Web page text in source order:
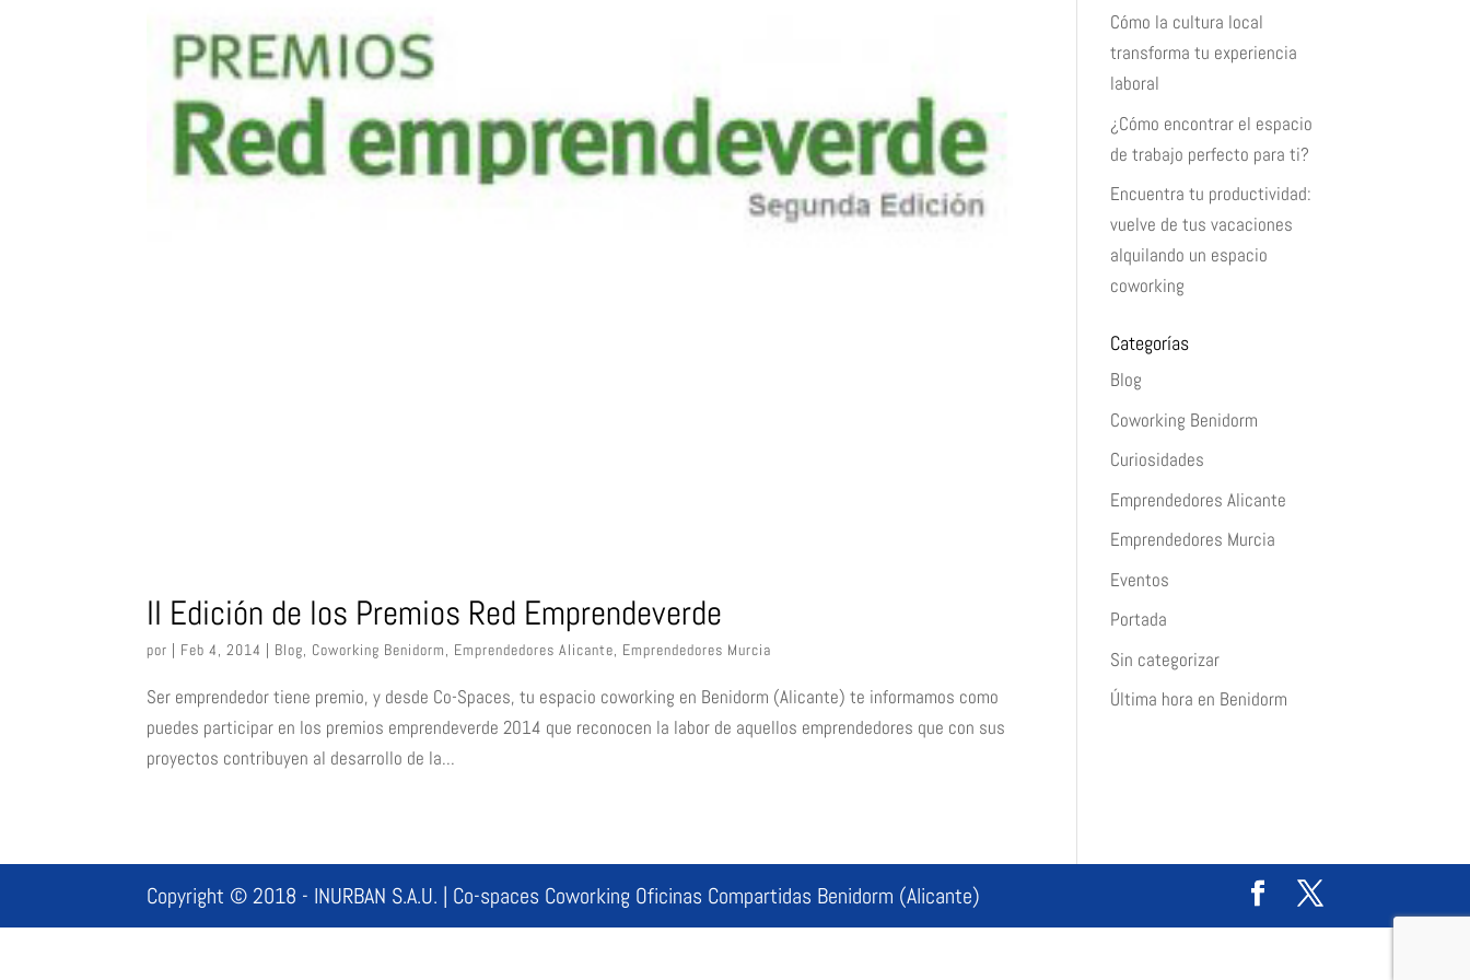
II Edición de los Premios Red Emprendeverde
por | Feb 4, 2014 | Blog, Coworking Benidorm, Emprendedores Alicante, Emprendedores Murcia
Ser emprendedor tiene premio, y desde Co-Spaces, tu espacio coworking en Benidorm (Alicante) te informamos como
puedes participar en los premios emprendeverde 2014 que reconocen la labor de aquellos emprendedores que con sus
proyectos contribuyen al desarrollo de la...
Cómo la cultura local
transforma tu experiencia
laboral
¿Cómo encontrar el espacio
de trabajo perfecto para ti?
Encuentra tu productividad:
vuelve de tus vacaciones
alquilando un espacio
coworking
Categorías
Blog
Coworking Benidorm
Curiosidades
Emprendedores Alicante
Emprendedores Murcia
Eventos
Portada
Sin categorizar
Última hora en Benidorm
Copyright © 2018 - INURBAN S.A.U. | Co-spaces Coworking Oficinas Compartidas Benidorm (Alicante)